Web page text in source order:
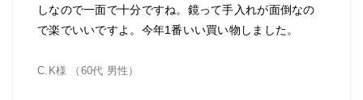
しなので一面で十分ですね。鏡って手入れが面倒なの
で楽でいいですよ。今年1番いい買い物しました。
C.K様 （60代 男性）